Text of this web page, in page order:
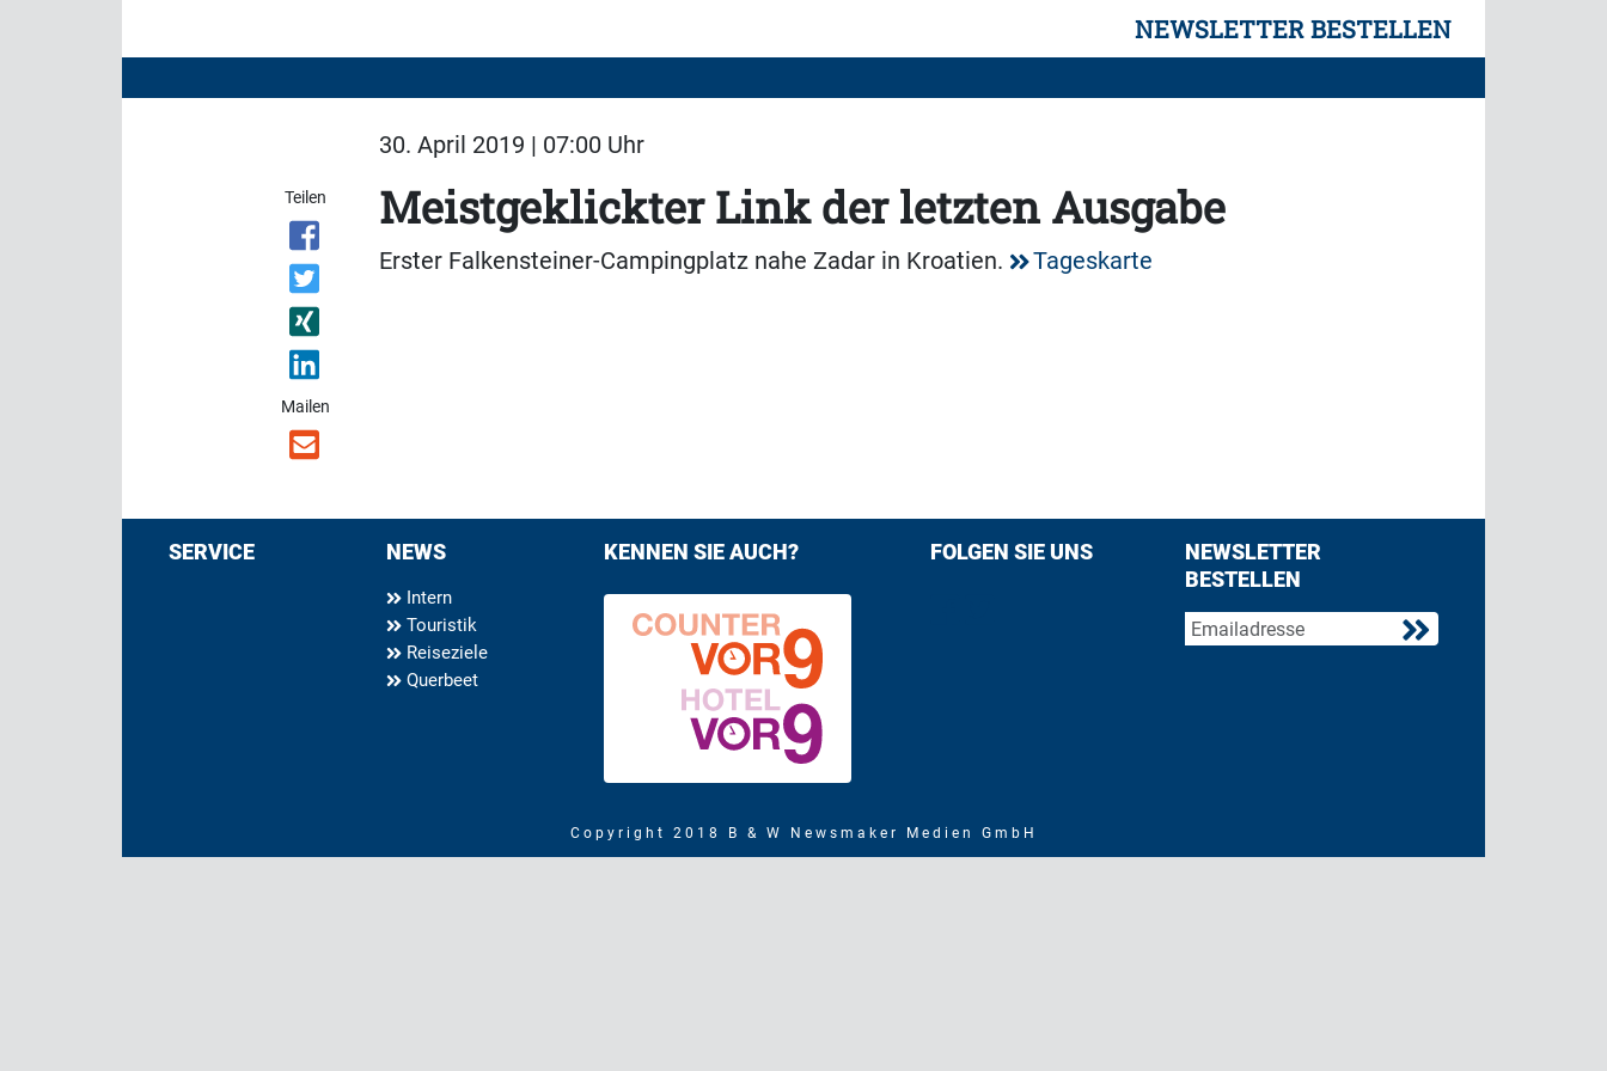
NEWSLETTER BESTELLEN
30. April 2019 | 07:00 Uhr
Teilen
Mailen
Meistgeklickter Link der letzten Ausgabe
Erster Falkensteiner-Campingplatz nahe Zadar in Kroatien. Tageskarte
SERVICE NEWS
Intern
Touristik
Reiseziele
Querbeet
KENNEN SIE AUCH? FOLGEN SIE UNS
NEWSLETTER
BESTELLEN
Copyright 2018 B & W Newsmaker Medien GmbH